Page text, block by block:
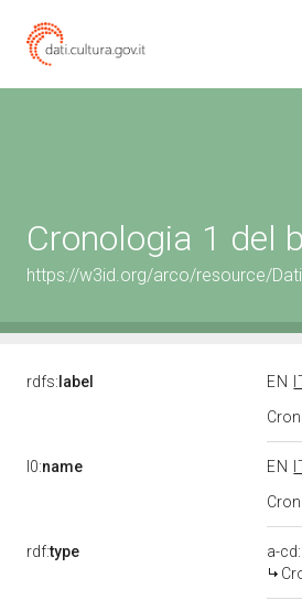
Cronologia 1 del
https://w3id.org/arco/resource/
rdfs: label EN
l0:name EN
rdf:type
a-